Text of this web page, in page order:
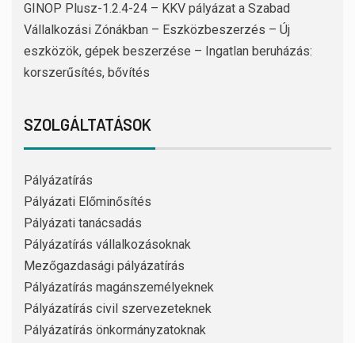
GINOP Plusz-1.2.4-24 – KKV pályázat a Szabad
Vállalkozási Zónákban – Eszközbeszerzés – Új
eszközök, gépek beszerzése – Ingatlan beruházás:
korszerűsítés, bővítés
SZOLGÁLTATÁSOK
Pályázatírás
Pályázati Előminősítés
Pályázati tanácsadás
Pályázatírás vállalkozásoknak
Mezőgazdasági pályázatírás
Pályázatírás magánszemélyeknek
Pályázatírás civil szervezeteknek
Pályázatírás önkormányzatoknak